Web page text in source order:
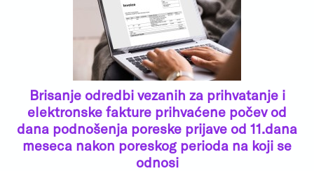
Brisanje odredbi vezanih za prihvatanje i
elektronske fakture prihvaćene počev od
dana podnošenja poreske prijave od 11.dana
meseca nakon poreskog perioda na koji se
odnosi